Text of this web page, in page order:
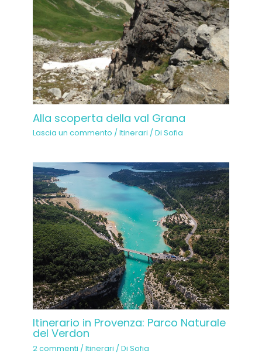
Alla scoperta della val Grana
Lascia un commento /Itinerari / DiSofia
Itinerario in Provenza: Parco Naturale
del Verdon
2 commenti /Itinerari / DiSofia